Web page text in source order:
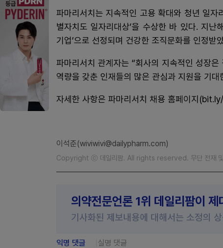
파마리서치는 지속적인 고용 확대와 청년 일
별자치도 일자리대상’을 수상한 바 있다. 지난
기업’으로 선정되며 건강한 조직문화를 인정받
파마리서치 관계자는 “회사의 지속적인 성장
역량을 갖춘 인재들의 많은 관심과 지원을 기대
자세한 사항은 파마리서치 채용 홈페이지
이석준(wiviwivi@dailypharm.com)
Copyright ⓒ 데일리팜. All rights reserved. 무단 전재 및
의약전문언론 1위 데일리팜이
기사화된 제보내용에 대해서는 소정의
익명 댓글 실명 댓글